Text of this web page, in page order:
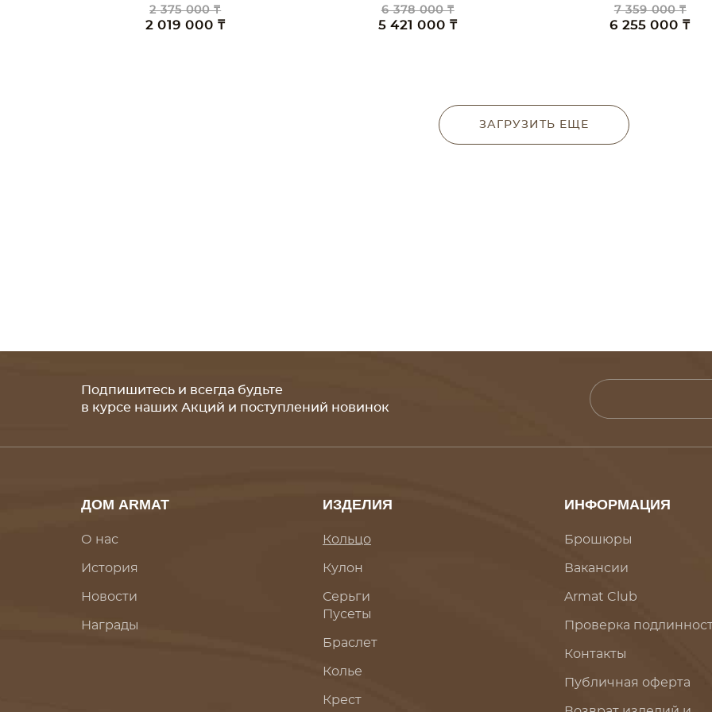
2 375 000 ₸
2 019 000 ₸
6 378 000 ₸
5 421 000 ₸
7 359 000 ₸
6 255 000 ₸
ЗАГРУЗИТЬ ЕЩЕ
Подпишитесь и всегда будьте
в курсе наших Акций и поступлений новинок
ДОМ ARMAT
О нас
История
Новости
Награды
ИЗДЕЛИЯ
Кольцо
Кулон
Серьги
Пусеты
Браслет
Колье
Крест
ИНФОРМАЦИЯ
Брошюры
Вакансии
Armat Club
Проверка
Контакты
Публичная оферта